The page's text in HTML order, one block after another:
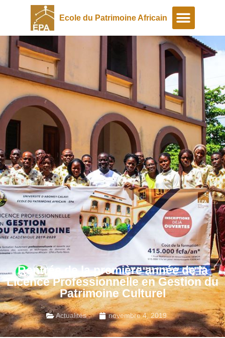
Ecole du Patrimoine Africain
Rentrée de la première année de la
Licence Professionnelle en Gestion du
Patrimoine Culturel
Actualités novembre 4, 2019